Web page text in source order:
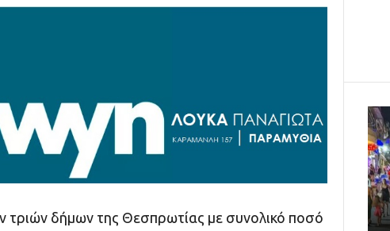
τριών δήμων της Θεσπρωτίας με συνολικό ποσό